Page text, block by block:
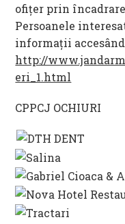
ofițer prin
Persoanele
informații
http://
eri_1.html
CPPCJ OCHIURI